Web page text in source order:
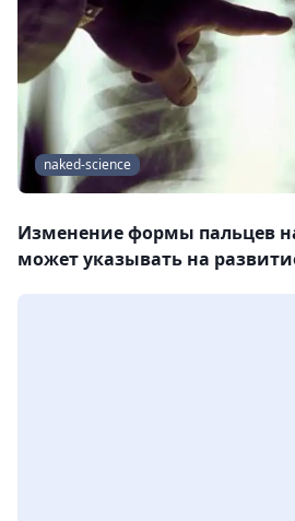
naked-science
Изменение формы пальцев
может указывать на